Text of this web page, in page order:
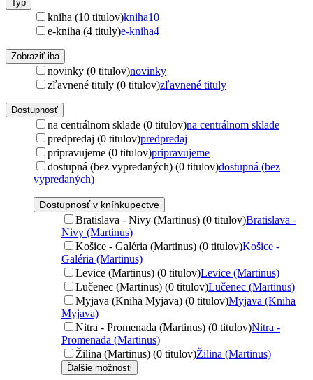
Typ
kniha (10 titulov)kniha10
e-kniha (4 tituly)e-kniha4
Zobraziť iba
novinky (0 titulov)novinky
zľavnené tituly (0 titulov)zľavnené tituly
Dostupnosť
na centrálnom sklade (0 titulov)na centrálnom sklade
predpredaj (0 titulov)predpredaj
pripravujeme (0 titulov)pripravujeme
dostupná (bez vypredaných) (0 titulov)dostupná (bez
vypredaných)
Dostupnosť v kníhkupectve
Bratislava - Nivy (Martinus) (0 titulov)Bratislava -
Nivy (Martinus)
Košice - Galéria (Martinus) (0 titulov)Košice -
Galéria (Martinus)
Levice (Martinus) (0 titulov)Levice (Martinus)
Lučenec (Martinus) (0 titulov)Lučenec (Martinus)
Myjava (Kniha Myjava) (0 titulov)Myjava (Kniha
Myjava)
Nitra - Promenada (Martinus) (0 titulov)Nitra -
Promenada (Martinus)
Žilina (Martinus) (0 titulov)Žilina (Martinus)
Ďalšie možnosti